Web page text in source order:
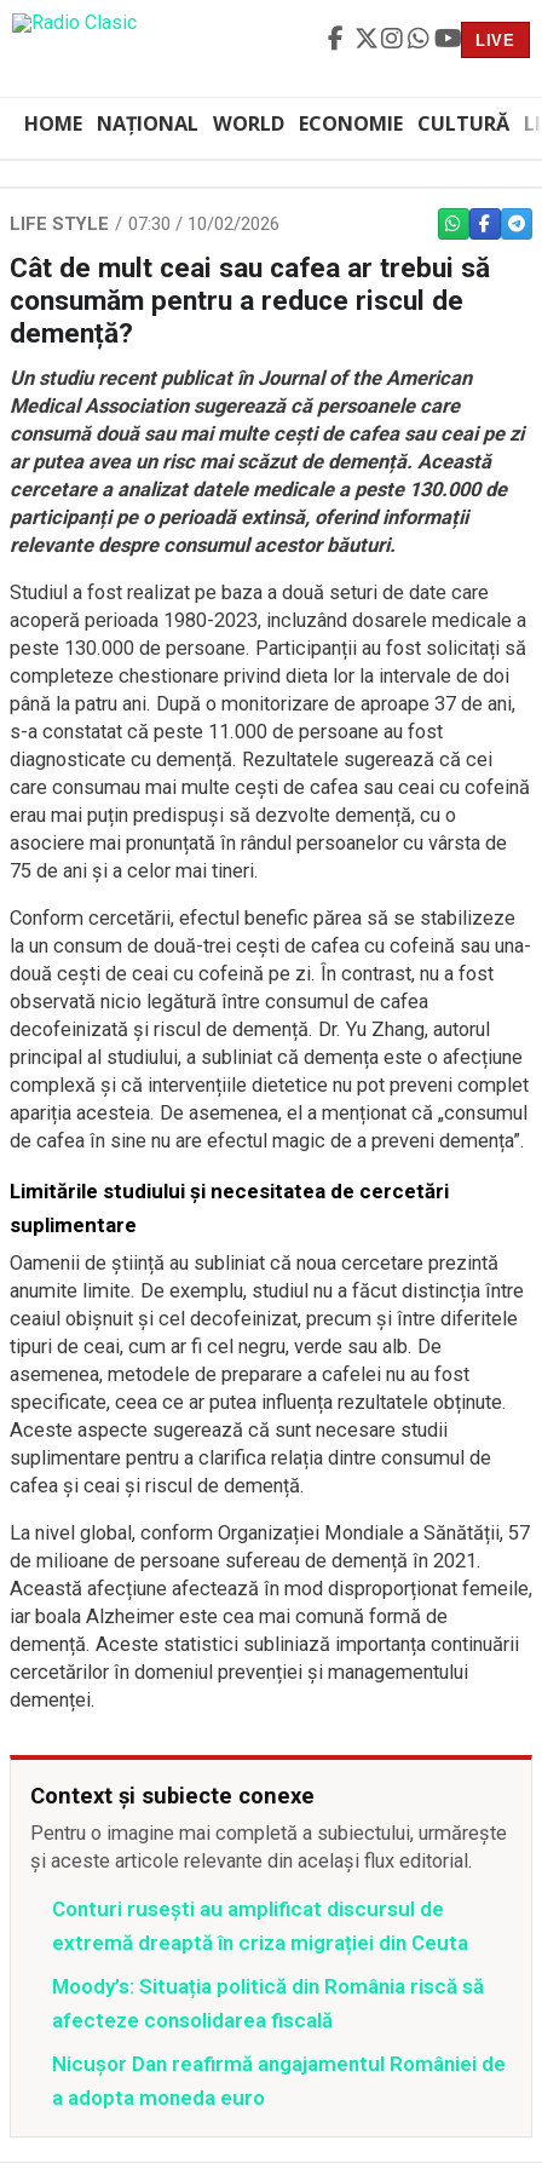
LIVE
HOME NAȚIONAL WORLD ECONOMIE CULTURĂ
LIFE STYLE 07:30 / 10/02/2026 WHATSAPP
Cât de mult ceai sau cafea ar trebui să
consumăm pentru a reduce riscul de
demență?
Un studiu recent publicat în Journal of the American
Medical Association sugerează că persoanele care
consumă două sau mai multe cești de cafea sau ceai pe zi
ar putea avea un risc mai scăzut de demență. Această
cercetare a analizat datele medicale a peste 130.000 de
participanți pe o perioadă extinsă, oferind informații
relevante despre consumul acestor băuturi.
Studiul a fost realizat pe baza a două seturi de date care
acoperă perioada 1980-2023, incluzând dosarele medicale a
peste 130.000 de persoane. Participanții au fost solicitați să
completeze chestionare privind dieta lor la intervale de doi
până la patru ani. După o monitorizare de aproape 37 de ani,
s-a constatat că peste 11.000 de persoane au fost
diagnosticate cu demență. Rezultatele sugerează că cei
care consumau mai multe cești de cafea sau ceai cu cofeină
erau mai puțin predispuși să dezvolte demență, cu o
asociere mai pronunțată în rândul persoanelor cu vârsta de
75 de ani și a celor mai tineri.
Conform cercetării, efectul benefic părea să se stabilizeze
la un consum de două-trei cești de cafea cu cofeină sau una-
două cești de ceai cu cofeină pe zi. În contrast, nu a fost
observată nicio legătură între consumul de cafea
decofeinizată și riscul de demență. Dr. Yu Zhang, autorul
principal al studiului, a subliniat că demența este o afecțiune
complexă și că intervențiile dietetice nu pot preveni complet
apariția acesteia. De asemenea, el a menționat că „consumul
de cafea în sine nu are efectul magic de a preveni demența”.
Limitările studiului și necesitatea de cercetări
suplimentare
Oamenii de știință au subliniat că noua cercetare prezintă
anumite limite. De exemplu, studiul nu a făcut distincția între
ceaiul obișnuit și cel decofeinizat, precum și între diferitele
tipuri de ceai, cum ar fi cel negru, verde sau alb. De
asemenea, metodele de preparare a cafelei nu au fost
specificate, ceea ce ar putea influența rezultatele obținute.
Aceste aspecte sugerează că sunt necesare studii
suplimentare pentru a clarifica relația dintre consumul de
cafea și ceai și riscul de demență.
La nivel global, conform Organizației Mondiale a Sănătății, 57
de milioane de persoane sufereau de demență în 2021.
Această afecțiune afectează în mod disproporționat femeile,
iar boala Alzheimer este cea mai comună formă de
demență. Aceste statistici subliniază importanța continuării
cercetărilor în domeniul prevenției și managementului
demenței.
Context și subiecte conexe
Pentru o imagine mai completă a subiectului, urmărește
și aceste articole relevante din același flux editorial.
Conturi rusești au amplificat discursul de
extremă dreaptă în criza migrației din Ceuta
Moody’s: Situația politică din România riscă să
afecteze consolidarea fiscală
Nicușor Dan reafirmă angajamentul României de
a adopta moneda euro